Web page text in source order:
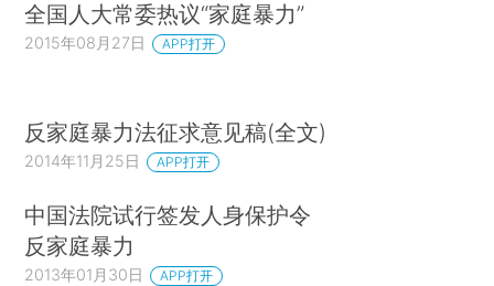
全国人大常委热议“家庭暴力”
2015年08月27日 APP打开
反家庭暴力法征求意见稿(全文)
2014年11月25日 APP打开
中国法院试行签发人身保护令
反家庭暴力
2013年01月30日 APP打开